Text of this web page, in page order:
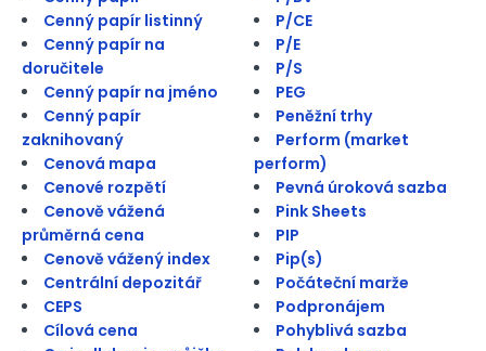
Cenný papír listinný
Cenný papír na
doručitele
Cenný papír na jméno
Cenný papír
zaknihovaný
Cenová mapa
Cenové rozpětí
Cenově vážená
průměrná cena
Cenově vážený index
Centrální depozitář
CEPS
Cílová cena
P/CE
P/E
P/S
PEG
Peněžní trhy
Perform (market
perform)
Pevná úroková sazba
Pink Sheets
PIP
Pip(s)
Počáteční marže
Podpronájem
Pohyblivá sazba